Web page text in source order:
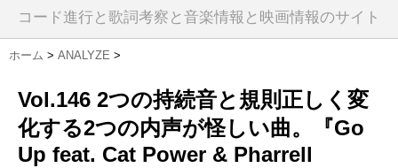
コード進行と歌詞考察と音楽情報と映画情報のサイト
ホーム > ANALYZE >
Vol.146 2つの持続音と規則正しく変
化する2つの内声が怪しい曲。『Go
Up feat. Cat Power & Pharrell